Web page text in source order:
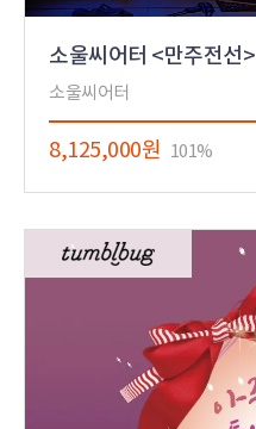
소울씨어터 <만주전선>
소울씨어터
8,125,000원 101%